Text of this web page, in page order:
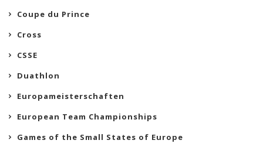
Coupe du Prince
Cross
CSSE
Duathlon
Europameisterschaften
European Team Championships
Games of the Small States of Europe